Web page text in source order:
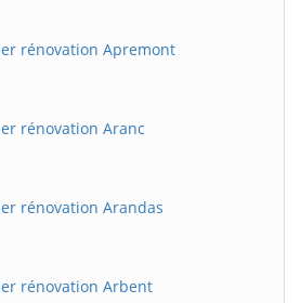
rénovation Apremont
rénovation Aranc
rénovation Arandas
rénovation Arbent